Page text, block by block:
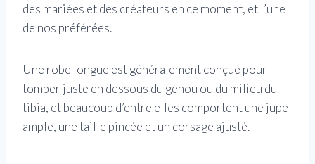
des mariées et des créateurs en ce moment, et l’une
de nos préférées.
Une robe longue est généralement conçue pour
tomber juste en dessous du genou ou du milieu du
tibia, et beaucoup d’entre elles comportent une jupe
ample, une taille pincée et un corsage ajusté.